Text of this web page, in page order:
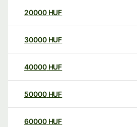
20000 HUF
30000 HUF
40000 HUF
50000 HUF
60000 HUF